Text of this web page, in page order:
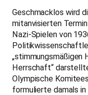
Geschmacklos wird
mitanvisierten
Nazi-Spielen von
„stimmungsmäßigen
Herrschaft“
Olympische
formulierte damals